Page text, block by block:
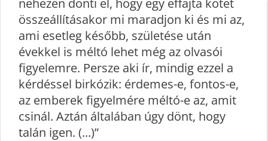
összeállításakor mi maradjon ki és mi az,
ami esetleg később, születése után
évekkel is méltó lehet még az olvasói
figyelemre. Persze aki ír, mindig ezzel a
kérdéssel birkózik: érdemes-e, fontos-e,
az emberek figyelmére méltó-e az, amit
csinál. Aztán általában úgy dönt, hogy
talán igen. (...)”